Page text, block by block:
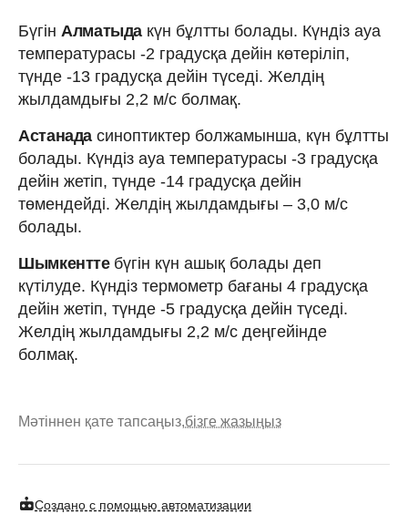
Бүгін Алматыда күн бұлтты болады. Күндіз ауа
температурасы -2 градусқа дейін көтеріліп,
түнде -13 градусқа дейін түседі. Желдің
жылдамдығы 2,2 м/с болмақ.
Астанада синоптиктер болжамынша, күн бұлтты
болады. Күндіз ауа температурасы -3 градусқа
дейін жетіп, түнде -14 градусқа дейін
төмендейді. Желдің жылдамдығы – 3,0 м/с
болады.
Шымкентте бүгін күн ашық болады деп
күтілуде. Күндіз термометр бағаны 4 градусқа
дейін жетіп, түнде -5 градусқа дейін түседі.
Желдің жылдамдығы 2,2 м/с деңгейінде
болмақ.
Мәтіннен қате тапсаңыз,бізге жазыңыз
Создано с помощью автоматизации